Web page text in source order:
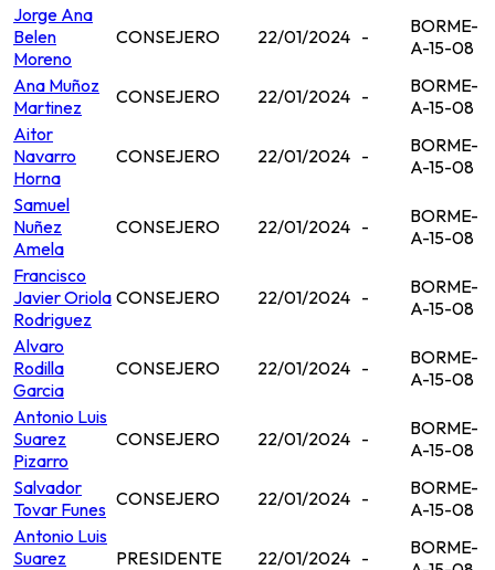
Jorge Ana
Belen
Moreno
CONSEJERO 22/01/2024 -
BORME-
A-15-08
Ana Muñoz
Martinez
CONSEJERO 22/01/2024 -
BORME-
A-15-08
Aitor
Navarro
Horna
CONSEJERO 22/01/2024 -
BORME-
A-15-08
Samuel
Nuñez
Amela
CONSEJERO 22/01/2024 -
BORME-
A-15-08
Francisco
Javier Oriola
Rodriguez
CONSEJERO 22/01/2024 -
BORME-
A-15-08
Alvaro
Rodilla
Garcia
CONSEJERO 22/01/2024 -
BORME-
A-15-08
Antonio Luis
Suarez
Pizarro
CONSEJERO 22/01/2024 -
BORME-
A-15-08
Salvador
Tovar Funes CONSEJERO 22/01/2024 -
BORME-
A-15-08
Antonio Luis
Suarez
PRESIDENTE 22/01/2024 -
BORME-